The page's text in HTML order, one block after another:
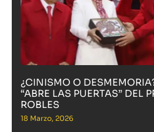
¿CINISMO O
“ABRE LAS PUERTAS” DEL
ROBLES
18 Marzo, 2026